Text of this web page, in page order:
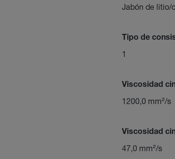
Jabón de litio/
Tipo de
1
Viscosidad
1200,0 mm²/s
Viscosidad
47,0 mm²/s